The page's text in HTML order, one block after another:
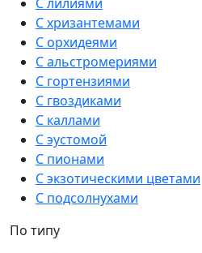
С хризантемами
С орхидеями
С альстромериями
С гортензиями
С гвоздиками
С каллами
С эустомой
С пионами
С экзотическими цветами
С подсолнухами
По типу